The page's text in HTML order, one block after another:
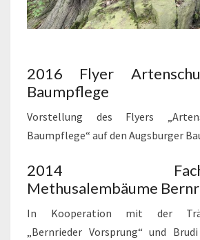
2016 Flyer
Baumpflege
Vorstellung des Flyers
Baumpflege“ auf den Augsburger
2014
Methusalembäume
In Kooperation mit der
„Bernrieder Vorsprung“ und